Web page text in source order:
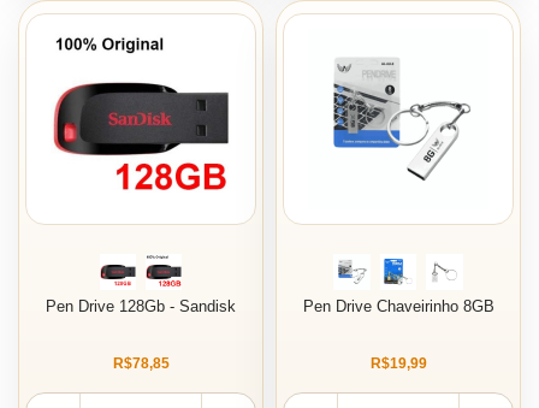
Pen Drive 128Gb - Sandisk
R$78,85
Pen Drive Chaveirinho 8GB
R$19,99